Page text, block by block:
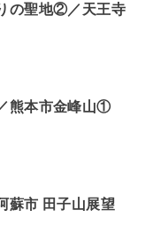
の聖地②／天王寺
熊本市金峰山①
蘇市 田子山展望